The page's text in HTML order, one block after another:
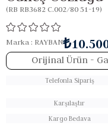
(RB RB3682 C.002/80 51-19)
Marka : RAYBAN
Orijinal Ürün -
Telefonla Sipariş
Karşılaştır
Kargo Bedava